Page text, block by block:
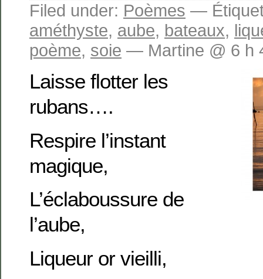
Filed under: Poèmes —
améthyste, aube, bateaux,
poème, soie — Martine @ 6 h
Laisse flotter les
rubans….
Respire l’instant
magique,
L’éclaboussure de
l’aube,
Liqueur or vieilli,